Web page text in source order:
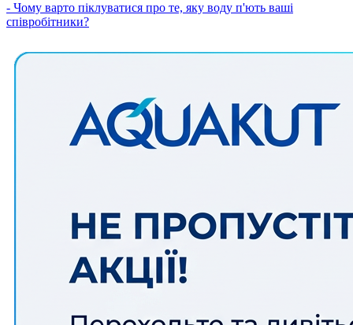
- Чому варто піклуватися про те, яку воду п'ють ваші
співробітники?